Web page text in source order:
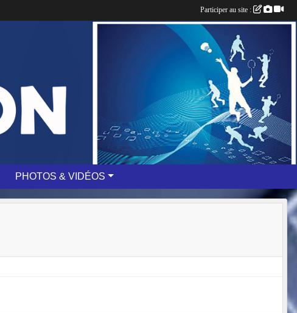
PHOTOS & VIDÉOS
Participer au site :